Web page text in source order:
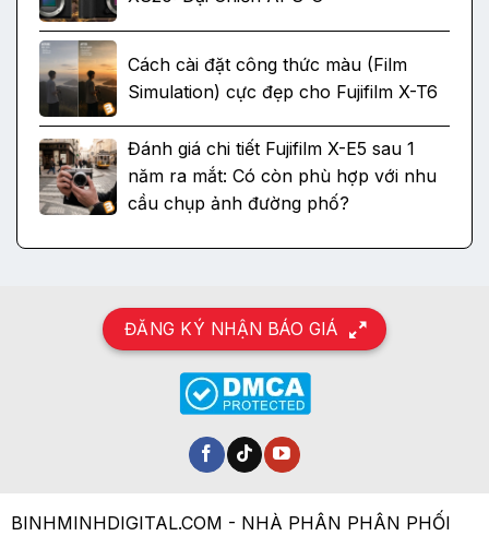
Cách cài đặt công thức màu (Film
Simulation) cực đẹp cho Fujifilm X-T6
Đánh giá chi tiết Fujifilm X-E5 sau 1
năm ra mắt: Có còn phù hợp với nhu
cầu chụp ảnh đường phố?
ĐĂNG KÝ NHẬN BÁO GIÁ
BINHMINHDIGITAL.COM - NHÀ PHÂN PHÂN PHỐI